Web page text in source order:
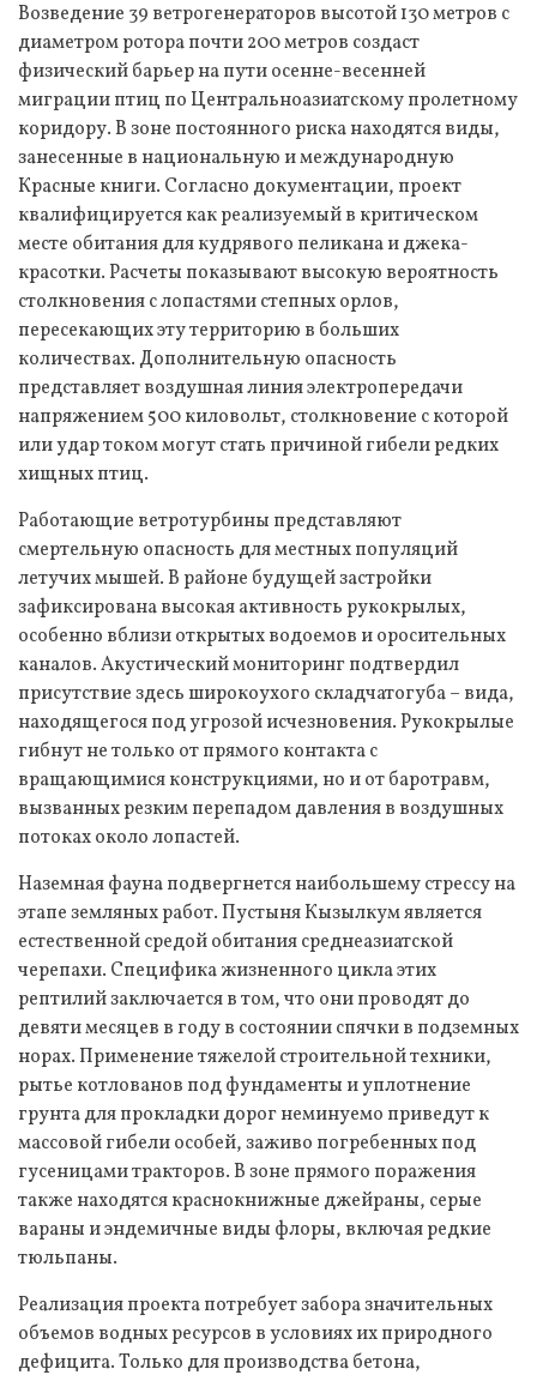
Возведение 39 ветрогенераторов высотой 130 метров с
диаметром ротора почти 200 метров создаст
физический барьер на пути осенне-весенней
миграции птиц по Центральноазиатскому пролетному
коридору. В зоне постоянного риска находятся виды,
занесенные в национальную и международную
Красные книги. Согласно документации, проект
квалифицируется как реализуемый в критическом
месте обитания для кудрявого пеликана и джека-
красотки. Расчеты показывают высокую вероятность
столкновения с лопастями степных орлов,
пересекающих эту территорию в больших
количествах. Дополнительную опасность
представляет воздушная линия электропередачи
напряжением 500 киловольт, столкновение с которой
или удар током могут стать причиной гибели редких
хищных птиц.
Работающие ветротурбины представляют
смертельную опасность для местных популяций
летучих мышей. В районе будущей застройки
зафиксирована высокая активность рукокрылых,
особенно вблизи открытых водоемов и оросительных
каналов. Акустический мониторинг подтвердил
присутствие здесь широкоухого складчатогуба – вида,
находящегося под угрозой исчезновения. Рукокрылые
гибнут не только от прямого контакта с
вращающимися конструкциями, но и от баротравм,
вызванных резким перепадом давления в воздушных
потоках около лопастей.
Наземная фауна подвергнется наибольшему стрессу на
этапе земляных работ. Пустыня Кызылкум является
естественной средой обитания среднеазиатской
черепахи. Специфика жизненного цикла этих
рептилий заключается в том, что они проводят до
девяти месяцев в году в состоянии спячки в подземных
норах. Применение тяжелой строительной техники,
рытье котлованов под фундаменты и уплотнение
грунта для прокладки дорог неминуемо приведут к
массовой гибели особей, заживо погребенных под
гусеницами тракторов. В зоне прямого поражения
также находятся краснокнижные джейраны, серые
вараны и эндемичные виды флоры, включая редкие
тюльпаны.
Реализация проекта потребует забора значительных
объемов водных ресурсов в условиях их природного
дефицита. Только для производства бетона,